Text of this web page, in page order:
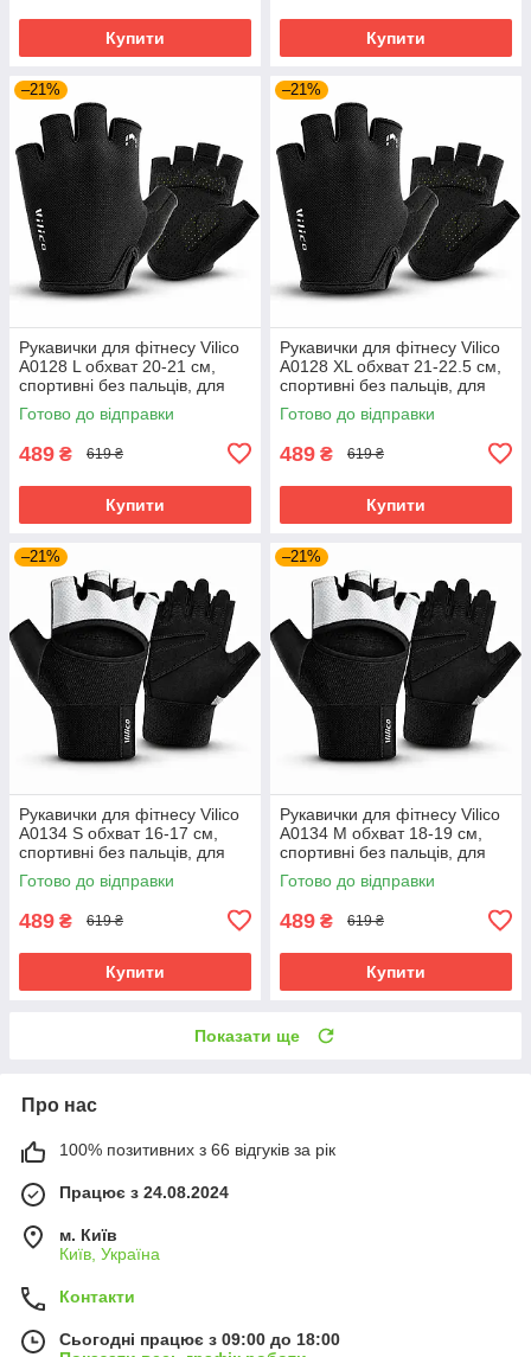
Купити Купити
–21%
Рукавички для фітнесу Vilico
А0128 L обхват 20-21 см,
спортивні без пальців, для
тренажерного залу та
силових тренувань, чорні
Готово до відправки
489 ₴ 619 ₴
Купити
–21%
Рукавички для фітнесу Vilico
А0128 XL обхват 21-22.5 см,
спортивні без пальців, для
тренажерного залу та
силових тренувань, чорні
Готово до відправки
489 ₴ 619 ₴
Купити
–21%
Рукавички для фітнесу Vilico
А0134 S обхват 16-17 см,
спортивні без пальців, для
тренажерного залу та
силових тренувань, сірі
Готово до відправки
489 ₴ 619 ₴
Купити
–21%
Рукавички для фітнесу Vilico
А0134 M обхват 18-19 см,
спортивні без пальців, для
тренажерного залу та
силових тренувань, сірі
Готово до відправки
489 ₴ 619 ₴
Купити
Показати ще
Про нас
100% позитивних з 66 відгуків за рік
Працює з 24.08.2024
м. Київ
Київ, Україна
Контакти
Сьогодні працює з 09:00 до 18:00